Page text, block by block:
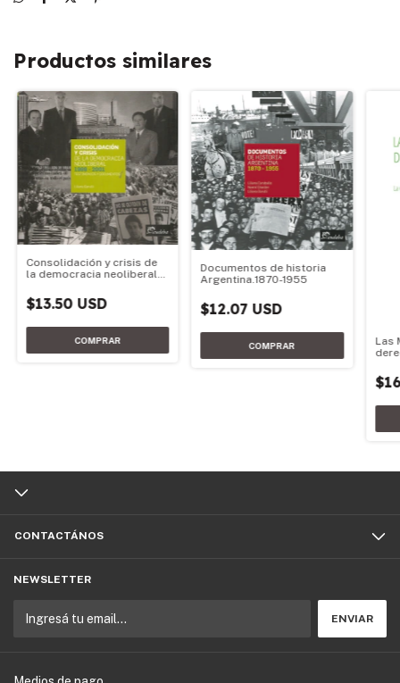
Productos similares
Consolidación y crisis de
la democracia neoliberal
$13.50 USD
Documentos de historia
Argentina.1870-1955
$12.07 USD
Las
CONTACTÁNOS
NEWSLETTER